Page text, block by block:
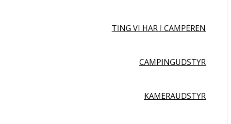
TING VI HAR I CAMPEREN
CAMPINGUDSTYR
KAMERAUDSTYR